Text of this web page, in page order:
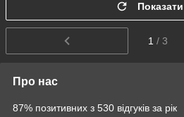
1 / 3
Про нас
87% позитивних з 530 відгуків за рік